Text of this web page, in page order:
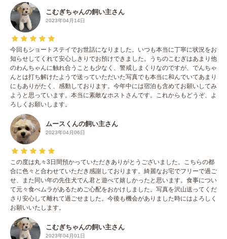
こむぎちゃんの飼い主さん
2023年04月14日
今回もショートステイでお世話になりました。いつも本当に丁寧に状況をお
知らせしてくれて安心しきりでお預けできました。うちのこむぎはあまり他
のわんちゃんに触れ合うことも少なく、警戒しまくりなのですが、でんちゃ
んとは打ち解けたようで送っていただいた写真でも本当に和んでいてあまり
にもありがたく、感動しております。今年中には宿泊も含めてお願いしてみ
ようと思っています。本当に素敵なホストさんです。これからもどうぞ、よ
ろしくお願いします。
ムースくんの飼い主さん
2023年04月06日
この度は丸々3日間預かっていただきありがとうございました。こちらの都
合に色々と合わせていただき感謝しております。綺麗なお宅でフリーで過ご
せ、また同い年の先住犬でん君と遊べて嬉しかったと思います。食事につい
て元々食べムラがあるためご心配をおかけしました。写真を沢山送ってくだ
さり安心して離れて過ごせました。今後も機会がありました時にはよろしく
お願いいたします。
こむぎちゃんの飼い主さん
2023年04月01日